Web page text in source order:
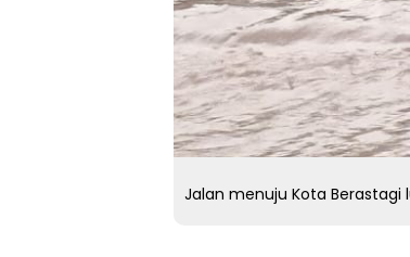
Jalan menuju Kota